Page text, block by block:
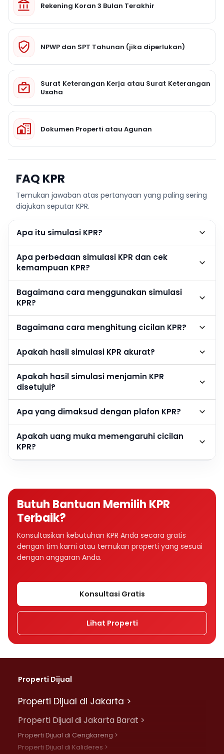
Rekening Koran 3 Bulan Terakhir
NPWP dan SPT Tahunan (jika diperlukan)
Surat Keterangan Kerja atau Surat Keterangan
Usaha
Dokumen Properti atau Agunan
FAQ KPR
Temukan jawaban atas pertanyaan yang paling sering
diajukan seputar KPR.
Apa itu simulasi KPR?
Apa perbedaan simulasi KPR dan cek
kemampuan KPR?
Bagaimana cara menggunakan simulasi
KPR?
Bagaimana cara menghitung cicilan KPR?
Apakah hasil simulasi KPR akurat?
Apakah hasil simulasi menjamin KPR
disetujui?
Apa yang dimaksud dengan plafon KPR?
Apakah uang muka memengaruhi cicilan
KPR?
Apakah semakin besar DP semakin baik?
Bagaimana tenor memengaruhi cicilan KPR?
Tenor KPR 10, 15, atau 20 tahun, mana yang
Apakah suku bunga memengaruhi cicilan
KPR?
Apa perbedaan bunga fixed dan floating
dalam KPR?
Mengapa cicilan KPR bisa naik setelah
Apa perbedaan bunga flat, efektif, dan
anuitas?
Rumah Rp500 juta cicilannya berapa per
bulan?
Butuh Bantuan Memilih KPR
Terbaik?
Konsultasikan kebutuhan KPR Anda secara gratis
dengan tim kami atau temukan properti yang sesuai
dengan anggaran Anda.
Konsultasi Gratis
Lihat Properti
Properti Dijual
Properti Dijual di Jakarta >
Properti Dijual di Jakarta Barat >
Properti Dijual di Cengkareng >
Properti Dijual di Kalideres >